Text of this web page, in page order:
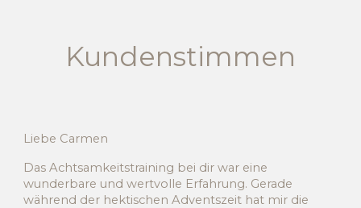
Kundenstimmen
Liebe Carmen
Das Achtsamkeitstraining bei dir war eine
wunderbare und wertvolle Erfahrung. Gerade
während der hektischen Adventszeit hat mir die